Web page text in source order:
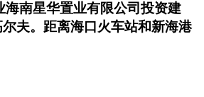
海南星华置业有限公司投资建
夫。距离海口火车站和新海港